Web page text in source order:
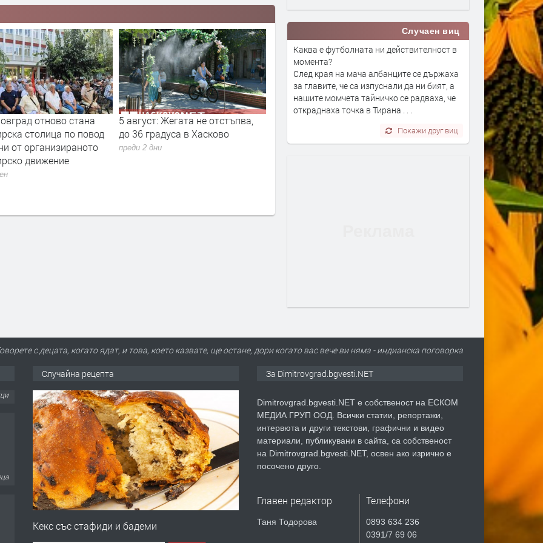
Жегата не отстъпва,
в Хасково
Б.Т.Р., Тони Димитрова, Deep
Zone Project, Вики Алмазиду,
Нелина и впечатляващо
цялостно енергийно
Димитровград ще бъде
домакин на
бригадирска среща по
години от
бригадирско движение в
Случаен виц
Каква е футболната ни действителност в
момента?
След края на мача албанците се държаха
за главите, че са изпуснали да ни бият, а
нашите момчета тайничко се радваха, че
откраднаха точка в Тирана . . .
Покажи друг виц
с децата, когато ядат, и това, което казвате, ще остане, дори когато вас вече ви няма - индианска поговорка
Случайна рецепта
Кекс със стафиди и бадеми
За Dimitrovgrad.bgvesti.NET
Dimitrovgrad.bgvesti.NET е собственост на ЕСКОМ
МЕДИА ГРУП ООД. Всички статии, репортажи,
интервюта и други текстови, графични и видео
материали, публикувани в сайта, са собственост
на Dimitrovgrad.bgvesti.NET, освен ако изрично е
посочено друго.
Главен редактор
Таня Тодорова
Телефони
0893 634 236
0391/7 69 06